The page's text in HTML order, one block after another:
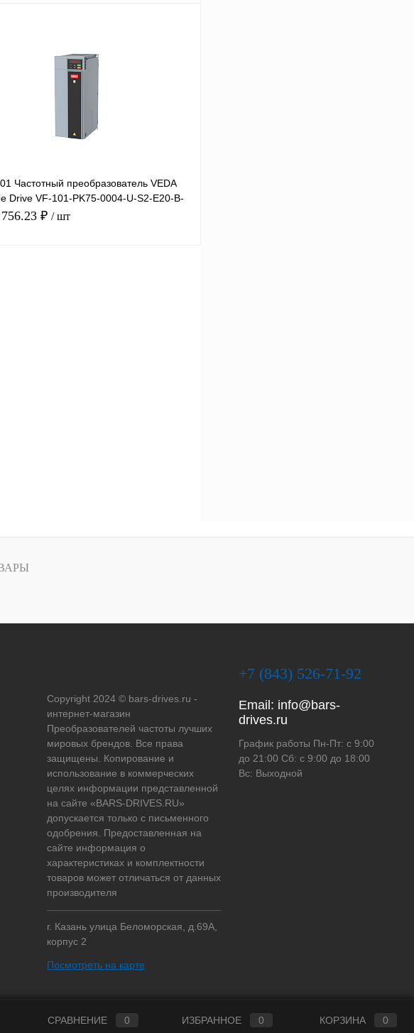
Сравнение
Под заказ
Частотный преобразователь VEDA
Drive VF-101-PK75-0004-U-S2-E20-B-
220В, 0,7
₽ / шт
Copyright 2024 © bars-drives.ru -
интернет-магазин
Преобразователей частоты лучших
мировых брендов. Все права
защищены. Копирование и
использование в коммерческих
целях информации представленной
на сайте «BARS-DRIVES.RU»
допускается только с письменного
одобрения. Предоставленная на
сайте информация о
характеристиках и комплектности
товаров может отличаться от данных
производителя
г. Казань улица Беломорская, д.69А,
корпус 2
Посмотреть на карте
+7 (843) 526-71-92
Email: info@bars-
drives.ru
График работы Пн-Пт: с 9:00
до 21:00 Сб: с 9:00 до 18:00
Вс: Выходной
СРАВНЕНИЕ 0 ИЗБРАННОЕ 0 КОРЗИНА 0